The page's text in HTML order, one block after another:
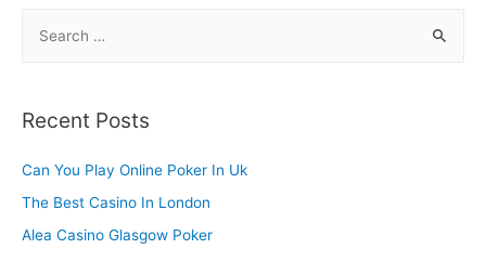
r
h
f
o
Recent Posts
Can You Play Online Poker In Uk
The Best Casino In London
Alea Casino Glasgow Poker